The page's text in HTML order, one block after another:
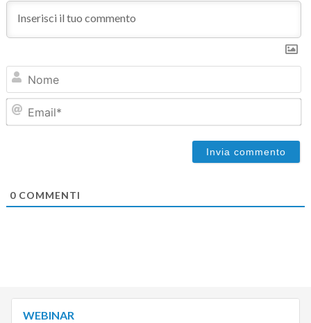
0COMMENTI
WEBINAR